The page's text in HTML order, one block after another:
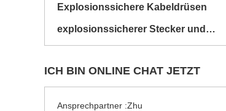
Explosionssichere Kabeldrüsen
explosionssicherer Stecker und Sockel
ICH BIN ONLINE CHAT JETZT
Ansprechpartner :Zhu